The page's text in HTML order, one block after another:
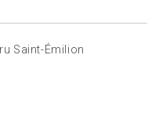
Saint-Émilion